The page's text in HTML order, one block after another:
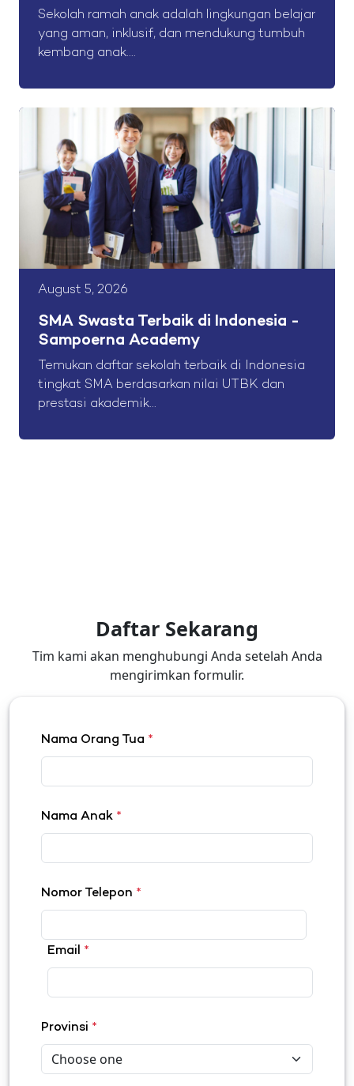
Sekolah ramah anak adalah lingkungan belajar
yang aman, inklusif, dan mendukung tumbuh
kembang anak....
August 5, 2026
SMA Swasta Terbaik di Indonesia -
Sampoerna Academy
Temukan daftar sekolah terbaik di Indonesia
tingkat SMA berdasarkan nilai UTBK dan
prestasi akademik...
Daftar Sekarang
Tim kami akan menghubungi Anda setelah Anda
mengirimkan formulir.
Nama Orang Tua *
Nama Anak *
Nomor Telepon *
Email *
Provinsi *